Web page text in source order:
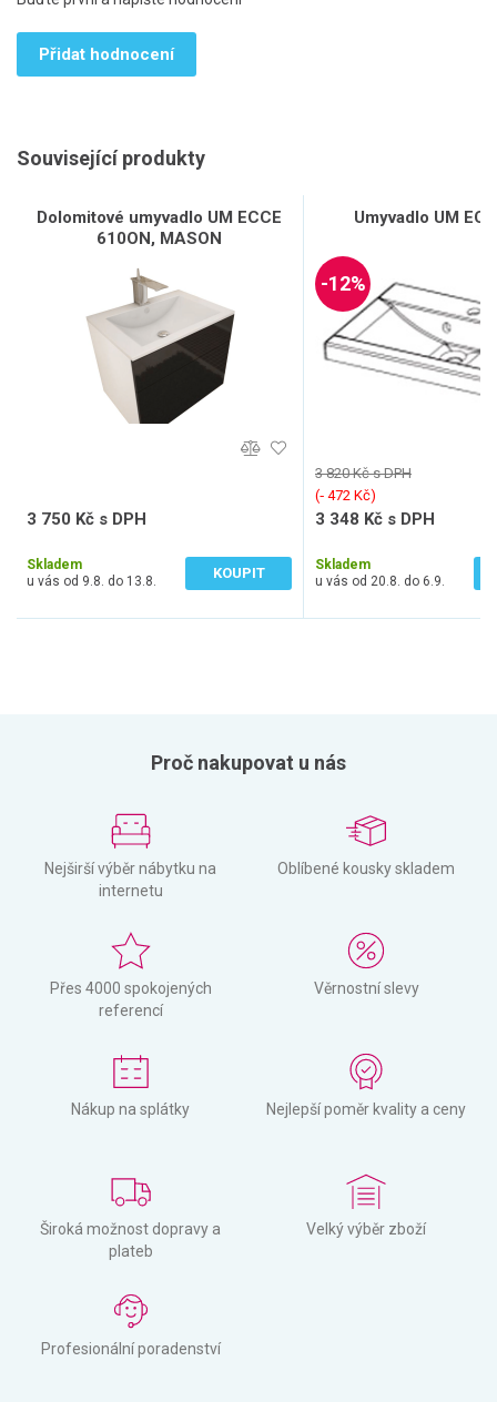
Přidat hodnocení
Související produkty
Dolomitové umyvadlo UM ECCE
610ON, MASON
3 750 Kč s DPH
Skladem
u vás od 9.8. do 13.8.
KOUPIT
Umyvadlo UM
-12%
3 820 Kč s DPH
(‐ 472 Kč)
3 348 Kč s DPH
Skladem
u vás od 20.8. do 6.9.
Proč nakupovat u nás
Nejširší výběr nábytku na
internetu
Oblíbené kousky skladem
Přes 4000 spokojených
referencí
Věrnostní slevy
Nákup na splátky Nejlepší poměr kvality a ceny
Široká možnost dopravy a
plateb
Velký výběr zboží
Profesionální poradenství